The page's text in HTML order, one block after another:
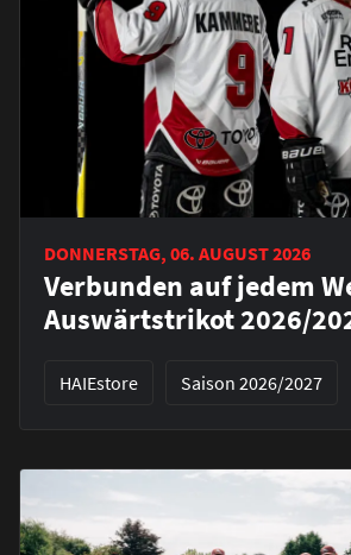
DONNERSTAG, 06. AUGUST 2026
Verbunden auf jedem
Auswärtstrikot 2026/
HAIEstore Saison 2026/2027